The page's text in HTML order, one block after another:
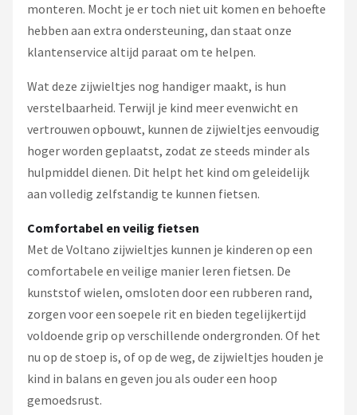
monteren. Mocht je er toch niet uit komen en behoefte
hebben aan extra ondersteuning, dan staat onze
klantenservice altijd paraat om te helpen.
Wat deze zijwieltjes nog handiger maakt, is hun
verstelbaarheid. Terwijl je kind meer evenwicht en
vertrouwen opbouwt, kunnen de zijwieltjes eenvoudig
hoger worden geplaatst, zodat ze steeds minder als
hulpmiddel dienen. Dit helpt het kind om geleidelijk
aan volledig zelfstandig te kunnen fietsen.
Comfortabel en veilig fietsen
Met de Voltano zijwieltjes kunnen je kinderen op een
comfortabele en veilige manier leren fietsen. De
kunststof wielen, omsloten door een rubberen rand,
zorgen voor een soepele rit en bieden tegelijkertijd
voldoende grip op verschillende ondergronden. Of het
nu op de stoep is, of op de weg, de zijwieltjes houden je
kind in balans en geven jou als ouder een hoop
gemoedsrust.